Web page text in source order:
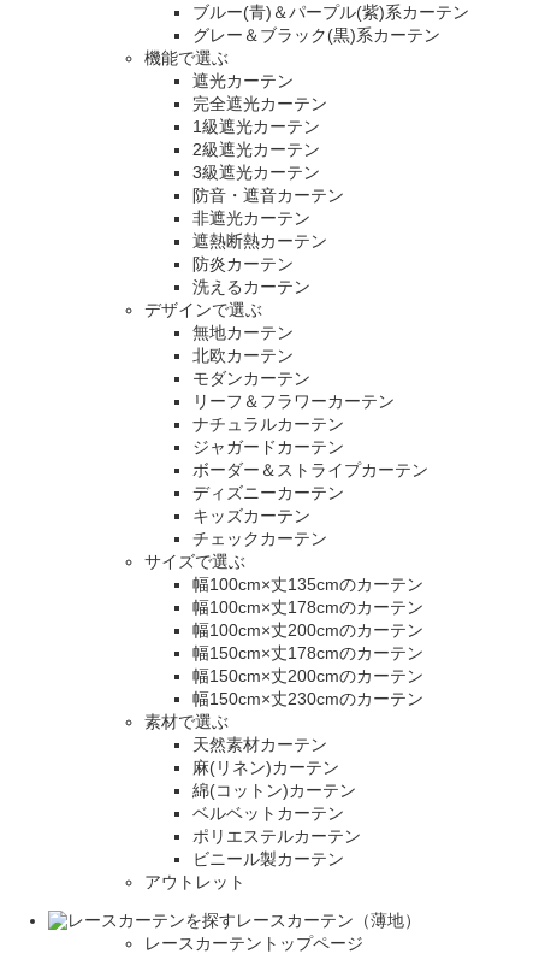
ブルー(青)＆パープル(紫)系カーテン
グレー＆ブラック(黒)系カーテン
機能で選ぶ
遮光カーテン
完全遮光カーテン
1級遮光カーテン
2級遮光カーテン
3級遮光カーテン
防音・遮音カーテン
非遮光カーテン
遮熱断熱カーテン
防炎カーテン
洗えるカーテン
デザインで選ぶ
無地カーテン
北欧カーテン
モダンカーテン
リーフ＆フラワーカーテン
ナチュラルカーテン
ジャガードカーテン
ボーダー＆ストライプカーテン
ディズニーカーテン
キッズカーテン
チェックカーテン
サイズで選ぶ
幅100cm×丈135cmのカーテン
幅100cm×丈178cmのカーテン
幅100cm×丈200cmのカーテン
幅150cm×丈178cmのカーテン
幅150cm×丈200cmのカーテン
幅150cm×丈230cmのカーテン
素材で選ぶ
天然素材カーテン
麻(リネン)カーテン
綿(コットン)カーテン
ベルベットカーテン
ポリエステルカーテン
ビニール製カーテン
アウトレット
レースカーテン（薄地）
レースカーテントップページ